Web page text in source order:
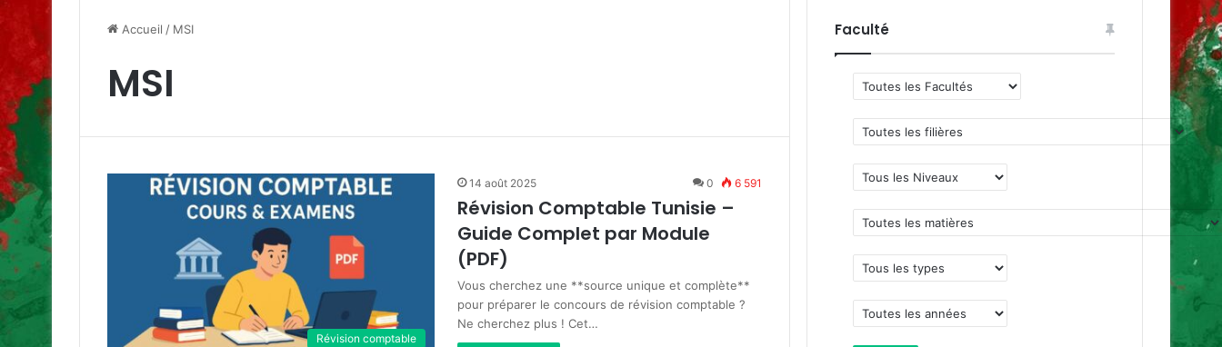
Accueil / MSI
MSI
Révision comptable
14 août 2025 0 6 591
Révision Comptable Tunisie –
Guide Complet par Module
(PDF)
Vous cherchez une **source unique et complète**
pour préparer le concours de révision comptable ?
Ne cherchez plus ! Cet…
Faculté